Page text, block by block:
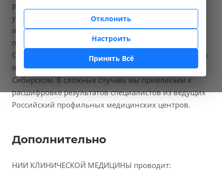
резонансной томографии, цифровых рентгеновских
установок и денситометров. Если пациенту показано
использование контрастных препаратов, то мы
проводим исследования с контрастированием.
Отделения лучевой диагностики открыты для наших
пациентов в Москве, Иркутске, Ангарске и Усолье-
Сибирском. В сложных случаях мы привлекаем к
расшифровке результатов специалистов из ведущих
Российский профильных медицинских центров.
Дополнительно
НИИ КЛИНИЧЕСКОЙ МЕДИЦИНЫ проводит:
Отклонить
Настроить
Принять Всё